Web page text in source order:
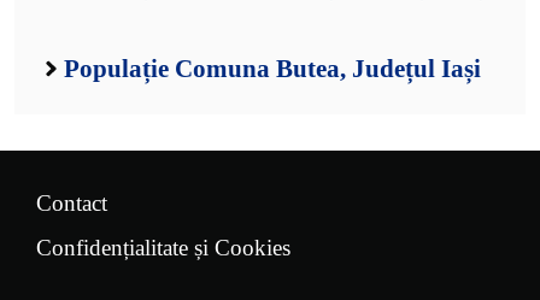
Populație Comuna Butea, Județul Iași
Contact
Confidențialitate și Cookies